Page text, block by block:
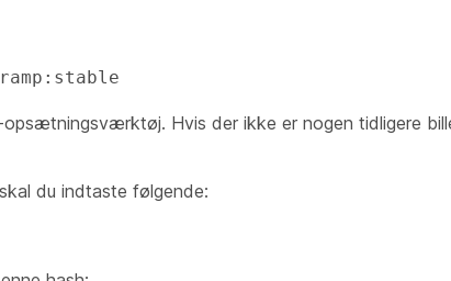
Hvis der ikke er nogen tidligere
du indtaste følgende: